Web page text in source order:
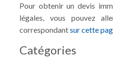
Pour obtenir un devis
légales, vous pouvez
correspondantsur cette
Catégories